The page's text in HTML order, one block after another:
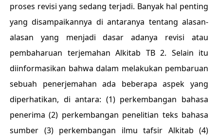
proses revisi yang sedang terjadi. Banyak hal penting
yang disampaikannya di antaranya tentang alasan-
alasan yang menjadi dasar adanya revisi atau
pembaharuan terjemahan Alkitab TB 2. Selain itu
diinformasikan bahwa dalam melakukan pembaruan
sebuah penerjemahan ada beberapa aspek yang
diperhatikan, di antara: (1) perkembangan bahasa
penerima (2) perkembangan penelitian teks bahasa
sumber (3) perkembangan ilmu tafsir Alkitab (4)